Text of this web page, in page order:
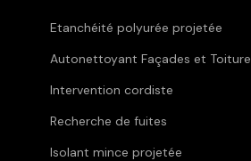
Etanchéité polyurée projetée
Autonettoyant Façades et Toiture
Intervention cordiste
Recherche de fuites
Isolant mince projetée